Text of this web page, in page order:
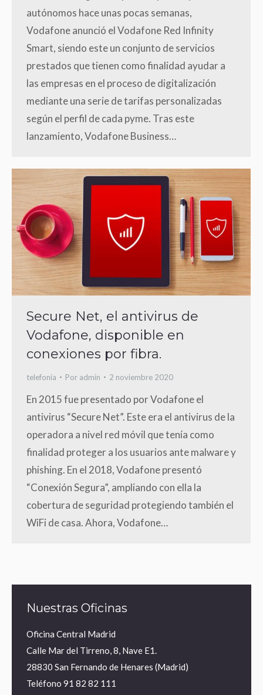
autónomos hace unas pocas semanas,
Vodafone anunció el Vodafone Red Infinity
Smart, siendo este un conjunto de servicios
prestados que tienen como finalidad ayudar a
las empresas en el proceso de digitalización
mediante una serie de tarifas personalizadas
según el perfil de cada pyme. Tras este
lanzamiento, Vodafone Business…
Secure Net, el antivirus de
Vodafone, disponible en
conexiones por fibra.
telefonía Por admin 2 noviembre 2020
En 2015 fue presentado por Vodafone el
antivirus “Secure Net”. Este era el antivirus de la
operadora a nivel red móvil que tenía como
finalidad proteger a los usuarios ante malware y
phishing. En el 2018, Vodafone presentó
“Conexión Segura”, ampliando con ella la
cobertura de seguridad protegiendo también el
WiFi de casa. Ahora, Vodafone…
Nuestras Oficinas
Oficina Central Madrid
Calle Mar del Tirreno, 8, Nave E1.
28830 San Fernando de Henares (Madrid)
Teléfono 91 82 82 111